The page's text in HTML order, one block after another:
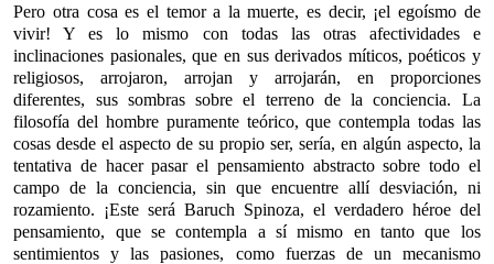
Pero otra cosa es el temor a la muerte, es decir, ¡el egoísmo de
vivir! Y es lo mismo con todas las otras afectividades e
inclinaciones pasionales, que en sus derivados míticos, poéticos y
religiosos, arrojaron, arrojan y arrojarán, en proporciones
diferentes, sus sombras sobre el terreno de la conciencia. La
filosofía del hombre puramente teórico, que contempla todas las
cosas desde el aspecto de su propio ser, sería, en algún aspecto, la
tentativa de hacer pasar el pensamiento abstracto sobre todo el
campo de la conciencia, sin que encuentre allí desviación, ni
rozamiento. ¡Este será Baruch Spinoza, el verdadero héroe del
pensamiento, que se contempla a sí mismo en tanto que los
sentimientos y las pasiones, como fuerzas de un mecanismo